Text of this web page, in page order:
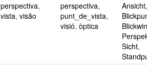
perspectiva,
vista, visão
perspectiva,
punt_de_vista,
visió, òptica
Ansicht,
Sicht,